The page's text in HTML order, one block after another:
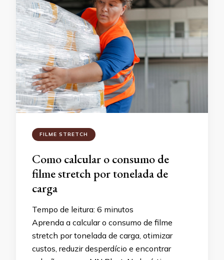
FILME STRETCH
Como calcular o consumo de
filme stretch por tonelada de
carga
Tempo de leitura: 6 minutos
Aprenda a calcular o consumo de filme
stretch por tonelada de carga, otimizar
custos, reduzir desperdício e encontrar